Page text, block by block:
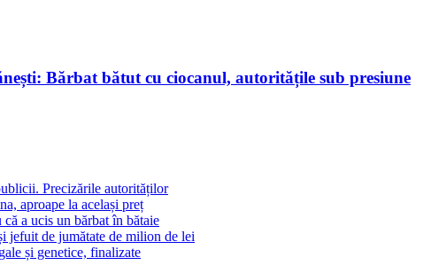
Bărbat bătut cu ciocanul, autoritățile sub presiune​
Precizările autorităților
aproape la același preț
a ucis un bărbat în bătaie
jefuit de jumătate de milion de lei
și genetice, finalizate